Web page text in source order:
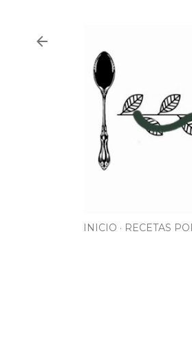
INICIO RECETAS